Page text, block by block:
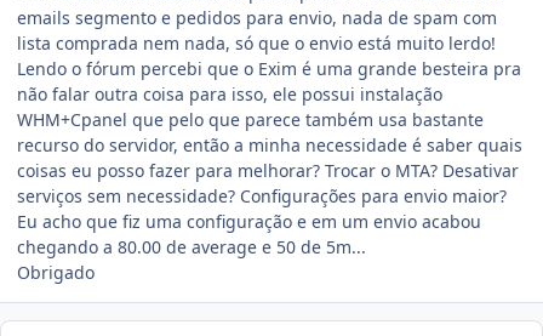
emails segmento e pedidos para envio, nada de spam com
lista comprada nem nada, só que o envio está muito lerdo!
Lendo o fórum percebi que o Exim é uma grande besteira pra
não falar outra coisa para isso, ele possui instalação
WHM+Cpanel que pelo que parece também usa bastante
recurso do servidor, então a minha necessidade é saber quais
coisas eu posso fazer para melhorar? Trocar o MTA? Desativar
serviços sem necessidade? Configurações para envio maior?
Eu acho que fiz uma configuração e em um envio acabou
chegando a 80.00 de average e 50 de 5m...
Obrigado